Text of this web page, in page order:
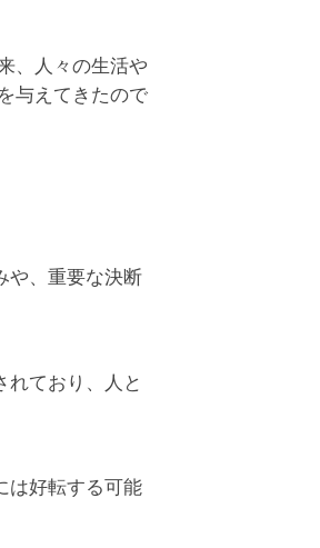
、人々の生活や
与えてきたので
や、重要な決断
れており、人と
は好転する可能